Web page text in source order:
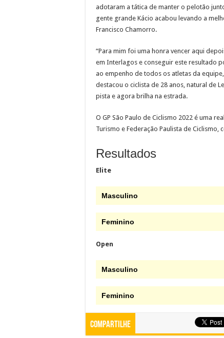
adotaram a tática de manter o pelotão
gente grande Kácio acabou levando a
Francisco Chamorro.
“Para mim foi uma honra vencer aqui
em Interlagos e conseguir este resultado
ao empenho de todos os atletas da
destacou o ciclista de 28 anos, natural de
pista e agora brilha na estrada.
O GP São Paulo de Ciclismo 2022 é uma
Turismo e Federação Paulista de
Resultados
Elite
Masculino
Feminino
Open
Masculino
Feminino
Compartilhe